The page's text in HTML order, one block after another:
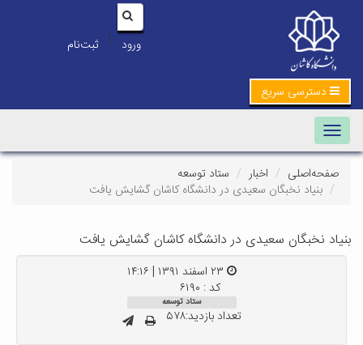
ورود | ثبت‌نام
دسترسی سریع
Toggle navigation
صفحه‌اصلی اخبار
ستاد توسعه
بنیاد نخبگان سعیدی در دانشگاه کاشان گشایش یافت
بنیاد نخبگان سعیدی در دانشگاه کاشان گشایش یافت
کد : ۶۱۹۰
ستاد توسعه
تعداد بازدید:۵۷۸